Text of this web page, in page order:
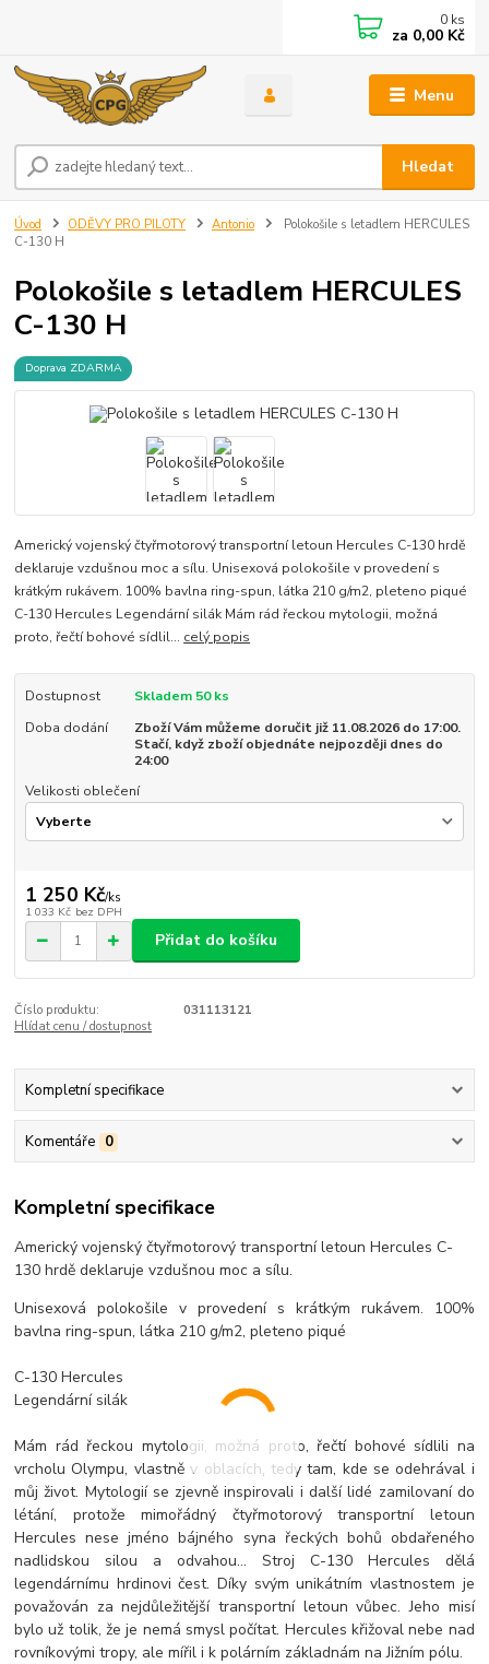
Menu
Hledat
0 ks
za 0,00 Kč
Úvod ODĚVY PRO PILOTY Antonio
Polokošile s letadlem HERCULES
C-130 H
Polokošile s letadlem HERCULES
C-130 H
Doprava ZDARMA
Americký vojenský čtyřmotorový transportní letoun Hercules C-130 hrdě
deklaruje vzdušnou moc a sílu. Unisexová polokošile v provedení s
krátkým rukávem. 100% bavlna ring-spun, látka 210 g/m2, pleteno piqué
C-130 Hercules Legendární silák Mám rád řeckou mytologii, možná
proto, řečtí bohové sídlil... celý popis
Dostupnost
Skladem 50 ks
Doba dodání
Zboží Vám můžeme doručit již 11.08.2026 do 17:00.
Stačí, když zboží objednáte nejpozději dnes do
24:00
Velikosti oblečení
1 250 Kč/ks
1 033 Kč bez DPH
Přidat do košíku
Číslo produktu:
031113121
Hlídat cenu / dostupnost
Kompletní specifikace
Komentáře 0
Kompletní specifikace
Americký vojenský čtyřmotorový transportní letoun Hercules C-
130 hrdě deklaruje vzdušnou moc a sílu.
Unisexová polokošile v provedení s krátkým rukávem. 100%
bavlna ring-spun, látka 210 g/m2, pleteno piqué
C-130 Hercules
Legendární silák
Mám rád řeckou mytologii, možná proto, řečtí bohové sídlili na
vrcholu Olympu, vlastně v oblacích, tedy tam, kde se odehrával i
můj život. Mytologií se zjevně inspirovali i další lidé zamilovaní do
létání, protože mimořádný čtyřmotorový transportní letoun
Hercules nese jméno bájného syna řeckých bohů obdařeného
nadlidskou silou a odvahou… Stroj C-130 Hercules dělá
legendárnímu hrdinovi čest. Díky svým unikátním vlastnostem je
považován za nejdůležitější transportní letoun vůbec. Jeho misí
bylo už tolik, že je nemá smysl počítat. Hercules křižoval nebe nad
rovníkovými tropy, ale mířil i k polárním základnám na Jižním pólu.